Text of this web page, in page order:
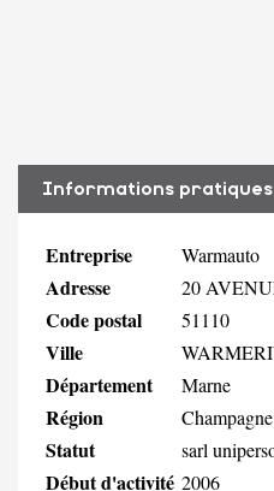
Informations pratiques
Entreprise Warmauto
Adresse 20
Code postal 51110
Ville
Département Marne
Région
Statut sarl
Début d'activité 2006